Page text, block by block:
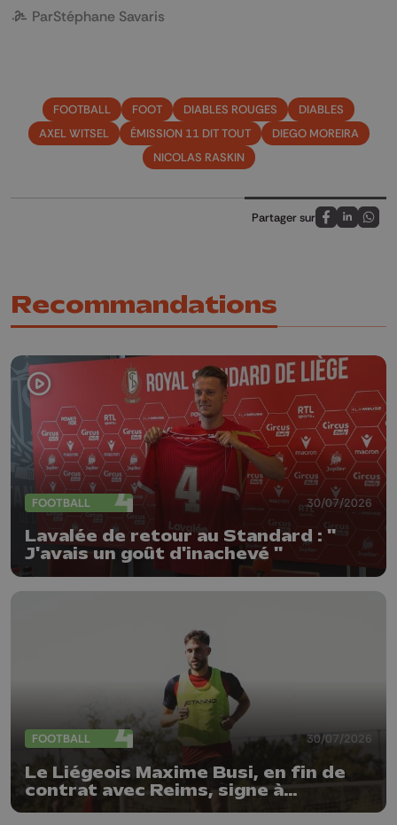
ParStéphane Savaris
FOOTBALL FOOT DIABLES ROUGES
DIABLES
AXEL WITSEL
ÉMISSION 11 DIT TOUT
DIEGO MOREIRA
NICOLAS RASKIN
Partager sur
Partagez sur
Partagez
Recommandations
FOOTBALL 30/07/2026
Lavalée de retour au Standard : "
J'avais un goût d'inachevé "
FOOTBALL 30/07/2026
Le Liégeois Maxime Busi, en fin de
contrat avec Reims, signe à
l'Antwerp